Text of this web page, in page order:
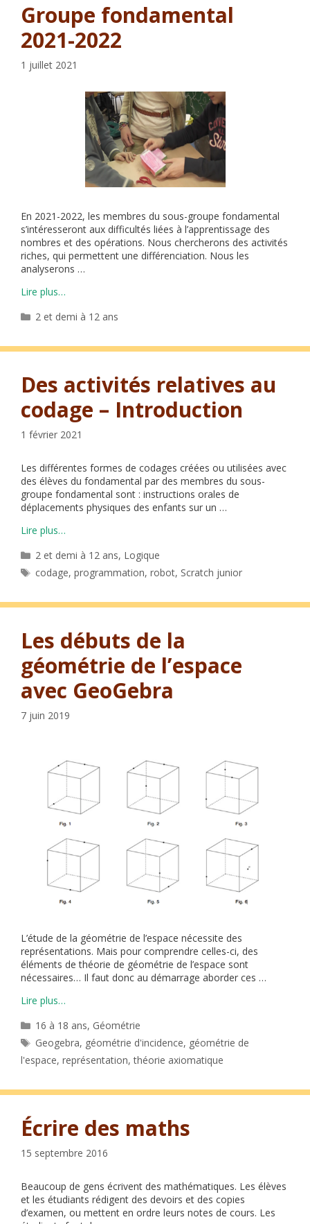
Groupe fondamental
2021-2022
1 juillet 2021
En 2021-2022, les membres du sous-groupe fondamental
s’intéresseront aux difficultés liées à l’apprentissage des
nombres et des opérations. Nous chercherons des activités
riches, qui permettent une différenciation. Nous les
analyserons …
Lire plus…
Catégories
2 et demi à 12 ans
Des activités relatives au
codage – Introduction
1 février 2021
Les différentes formes de codages créées ou utilisées avec
des élèves du fondamental par des membres du sous-
groupe fondamental sont : instructions orales de
déplacements physiques des enfants sur un …
Lire plus…
Catégories
2 et demi à 12 ans, Logique
Étiquettes
codage,programmation,robot, Scratch junior
Les débuts de la
géométrie de l’espace
avec GeoGebra
7 juin 2019
L’étude de la géométrie de l’espace nécessite des
représentations. Mais pour comprendre celles-ci, des
éléments de théorie de géométrie de l’espace sont
nécessaires… Il faut donc au démarrage aborder ces …
Lire plus…
Catégories
16 à 18 ans, Géométrie
Étiquettes
Geogebra, géométrie d'incidence, géométrie de
l'espace, représentation,théorie axiomatique
Écrire des maths
15 septembre 2016
Beaucoup de gens écrivent des mathématiques. Les élèves
et les étudiants rédigent des devoirs et des copies
d’examen, ou mettent en ordre leurs notes de cours. Les